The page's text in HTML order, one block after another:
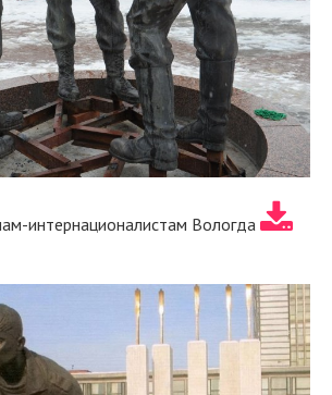
интернационалистам Вологда